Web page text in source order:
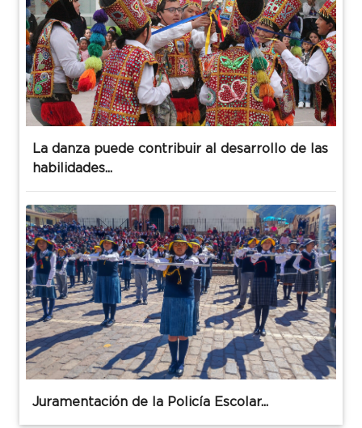
La danza puede contribuir al desarrollo de las
habilidades...
Juramentación de la Policía Escolar...